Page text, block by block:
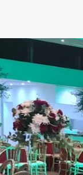
para reflejar
Su
bodas, XV
familiares y